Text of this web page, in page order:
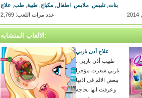
بنات ,تلبيس ملابس اطفال مكياج طبية طب علاج
عدد مرات اللعب: 2,769
الالعاب المتشابه:
علاج أذن باربي
طبيب أذن باربي ،
باربي شعرت مؤخرا
ببعض الالم فى اذنها
وعرفت انها بحاجه